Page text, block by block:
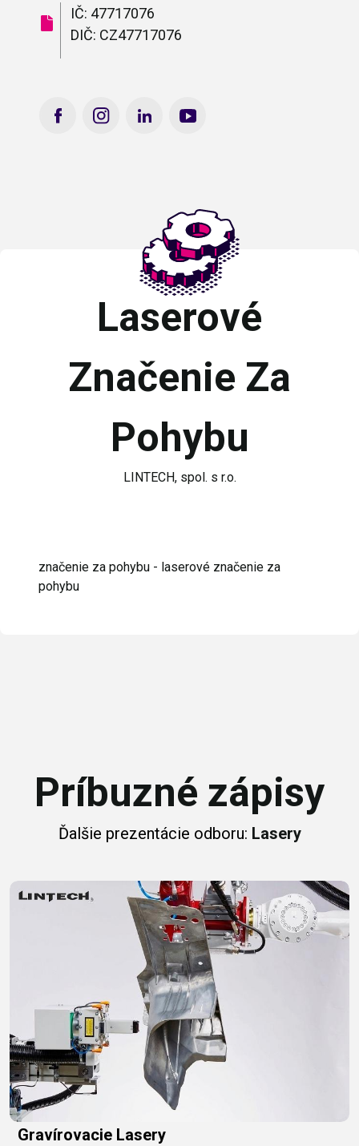
IČ: 47717076
DIČ: CZ47717076
Laserové
Značenie Za
Pohybu
LINTECH, spol. s r.o.
značenie za pohybu - laserové značenie za
pohybu
Príbuzné zápisy
Ďalšie prezentácie odboru: Lasery
Gravírovacie Lasery